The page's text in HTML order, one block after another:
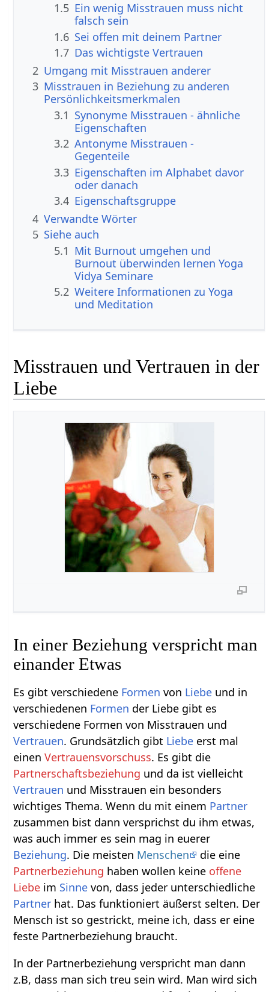
1.5 Ein wenig Misstrauen muss nicht
falsch sein
1.6 Sei offen mit deinem Partner
1.7 Das wichtigste Vertrauen
2 Umgang mit Misstrauen anderer
3 Misstrauen in Beziehung zu anderen
Persönlichkeitsmerkmalen
3.1 Synonyme Misstrauen - ähnliche
Eigenschaften
3.2 Antonyme Misstrauen -
Gegenteile
3.3 Eigenschaften im Alphabet davor
oder danach
3.4 Eigenschaftsgruppe
4 Verwandte Wörter
5 Siehe auch
5.1 Mit Burnout umgehen und
Burnout überwinden lernen Yoga
Vidya Seminare
5.2 Weitere Informationen zu Yoga
und Meditation
Misstrauen und Vertrauen in der
Liebe
In einer Beziehung verspricht man
einander Etwas
Es gibt verschiedene Formen von Liebe und in
verschiedenen Formen der Liebe gibt es
verschiedene Formen von Misstrauen und
Vertrauen. Grundsätzlich gibt Liebe erst mal
einenVertrauensvorschuss. Es gibt die
Partnerschaftsbeziehung und da ist vielleicht
Vertrauen und Misstrauen ein besonders
wichtiges Thema. Wenn du mit einem Partner
zusammen bist dann versprichst du ihm etwas,
was auch immer es sein mag in euerer
Beziehung. Die meisten Menschen
die eine
Partnerbeziehung haben wollen keine offene
Liebe im Sinne von, dass jeder unterschiedliche
Partner hat. Das funktioniert äußerst selten. Der
Mensch ist so gestrickt, meine ich, dass er eine
feste Partnerbeziehung braucht.
In der Partnerbeziehung verspricht man dann
z.B, dass man sich treu sein wird. Man wird sich